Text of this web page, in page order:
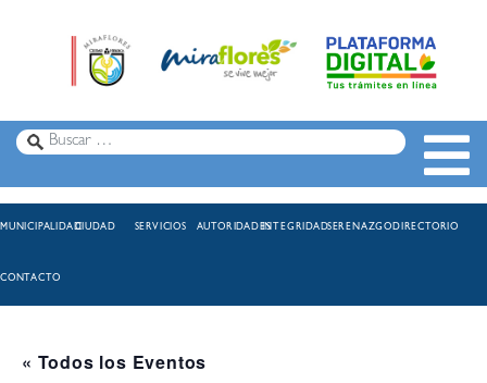
MUNICIPALIDADCIUDAD SERVICIOS AUTORIDADESINTEGRIDADSERENAZGODIRECTORIO
CONTACTO
« Todos los Eventos